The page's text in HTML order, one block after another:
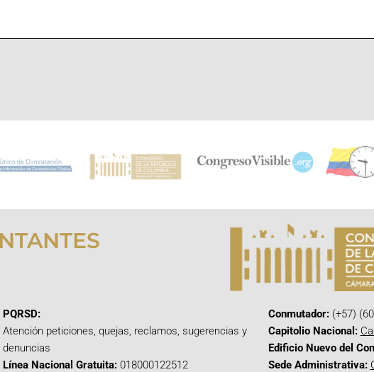
PQRSD:
Atención peticiones, quejas, reclamos, sugerencias y
denuncias
Línea Nacional Gratuita: 018000122512
Conmutador:(+57)
Capitolio Nacional:
Edificio Nuevo del
Sede Administrativa: